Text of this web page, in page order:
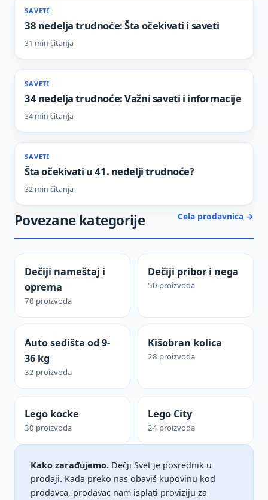
SAVETI
38 nedelja trudnoće: Šta očekivati i saveti
31 min čitanja
SAVETI
34 nedelja trudnoće: Važni saveti i informacije
34 min čitanja
SAVETI
Šta očekivati u 41. nedelji trudnoće?
32 min čitanja
Povezane kategorije Cela prodavnica →
Dečiji nameštaj i
oprema
70 proizvoda
Dečiji pribor i nega
50 proizvoda
Auto sedišta od 9-
36 kg
32 proizvoda
Kišobran kolica
28 proizvoda
Lego kocke
30 proizvoda
Lego City
24 proizvoda
Kako zarađujemo. Dečji Svet je posrednik u
prodaji. Kada preko nas obaviš kupovinu kod
prodavca, prodavac nam isplati proviziju za